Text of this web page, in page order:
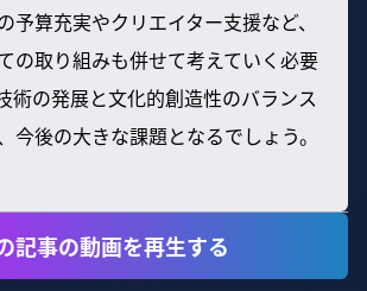
予算充実やクリエイター支援など、
の取り組みも併せて考えていく必要
術の発展と文化的創造性のバランス
今後の大きな課題となるでしょう。
記事の動画を再生する